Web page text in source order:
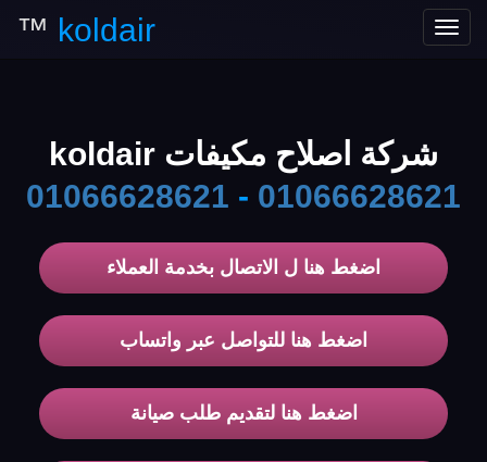
Toggle
koldair
™
شركة اصلاح مكيفات koldair
01066628621 - 01066628621
اضغط هنا ل الاتصال بخدمة العملاء
اضغط هنا للتواصل عبر واتساب
اضغط هنا لتقديم طلب صيانة